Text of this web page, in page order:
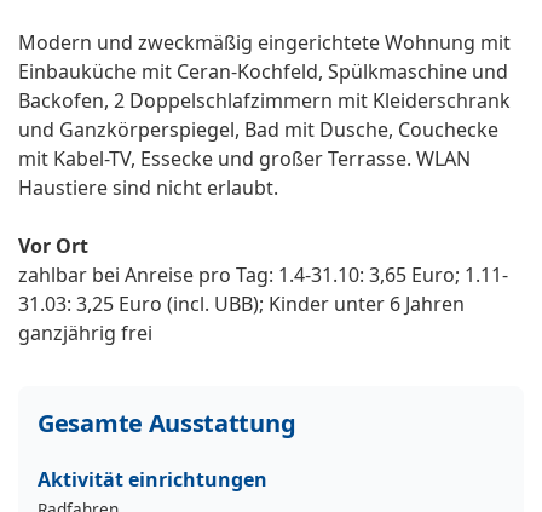
Modern und zweckmäßig eingerichtete Wohnung mit
Einbauküche mit Ceran-Kochfeld, Spülkmaschine und
Backofen, 2 Doppelschlafzimmern mit Kleiderschrank
und Ganzkörperspiegel, Bad mit Dusche, Couchecke
mit Kabel-TV, Essecke und großer Terrasse. WLAN
Haustiere sind nicht erlaubt.
Vor Ort
zahlbar bei Anreise pro Tag: 1.4-31.10: 3,65 Euro; 1.11-
31.03: 3,25 Euro (incl. UBB); Kinder unter 6 Jahren
ganzjährig frei
Gesamte Ausstattung
Aktivität einrichtungen